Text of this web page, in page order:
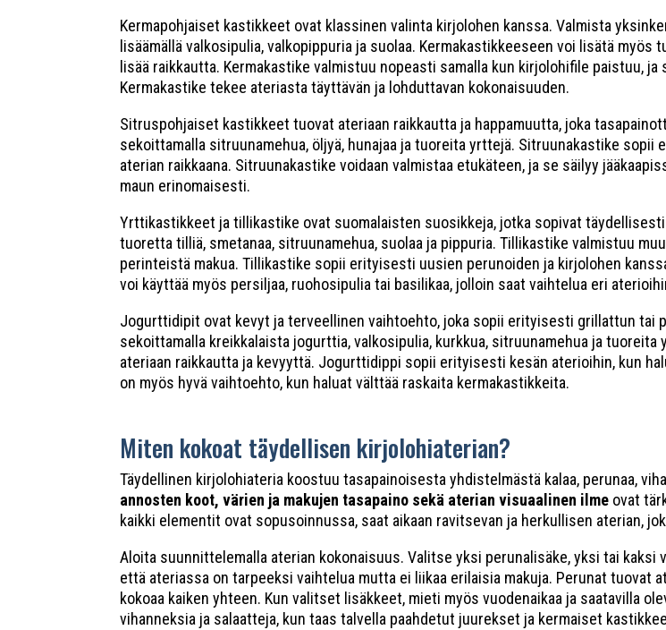
Kermapohjaiset kastikkeet ovat klassinen valinta kirjolohen kanssa. Valmista
lisäämällä valkosipulia, valkopippuria ja suolaa. Kermakastikkeeseen voi lisätä
lisää raikkautta. Kermakastike valmistuu nopeasti samalla kun kirjolohifile paistuu,
Kermakastike tekee ateriasta täyttävän ja lohduttavan kokonaisuuden.
Sitruspohjaiset kastikkeet tuovat ateriaan raikkautta ja happamuutta, joka
sekoittamalla sitruunamehua, öljyä, hunajaa ja tuoreita yrttejä. Sitruunakastike
aterian raikkaana. Sitruunakastike voidaan valmistaa etukäteen, ja se säilyy
maun erinomaisesti.
Yrttikastikkeet ja tillikastike ovat suomalaisten suosikkeja, jotka sopivat
tuoretta tilliä, smetanaa, sitruunamehua, suolaa ja pippuria. Tillikastike valmistuu
perinteistä makua. Tillikastike sopii erityisesti uusien perunoiden ja kirjolohen
voi käyttää myös persiljaa, ruohosipulia tai basilikaa, jolloin saat vaihtelua eri
Jogurttidipit ovat kevyt ja terveellinen vaihtoehto, joka sopii erityisesti grillattun tai
sekoittamalla kreikkalaista jogurttia, valkosipulia, kurkkua, sitruunamehua ja
ateriaan raikkautta ja kevyyttä. Jogurttidippi sopii erityisesti kesän aterioihin, kun
on myös hyvä vaihtoehto, kun haluat välttää raskaita kermakastikkeita.
Miten kokoat täydellisen kirjolohiaterian?
Täydellinen kirjolohiateria koostuu tasapainoisesta yhdistelmästä kalaa, perunaa,
annosten koot, värien ja makujen tasapaino sekä aterian visuaalinen ilme ovat
kaikki elementit ovat sopusoinnussa, saat aikaan ravitsevan ja herkullisen aterian,
Aloita suunnittelemalla aterian kokonaisuus. Valitse yksi perunalisäke, yksi tai kaksi
että ateriassa on tarpeeksi vaihtelua mutta ei liikaa erilaisia makuja. Perunat tuovat
kokoaa kaiken yhteen. Kun valitset lisäkkeet, mieti myös vuodenaikaa ja saatavilla
vihanneksia ja salaatteja, kun taas talvella paahdetut juurekset ja kermaiset